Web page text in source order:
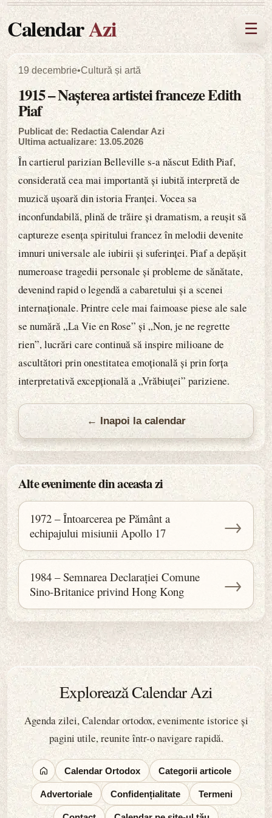
CalendarAzi ☰
19 decembrie•Cultură și artă
1915 – Nașterea artistei franceze Edith
Piaf
Publicat de: Redactia Calendar Azi
Ultima actualizare: 13.05.2026
În cartierul parizian Belleville s-a născut Edith Piaf,
considerată cea mai importantă și iubită interpretă de
muzică ușoară din istoria Franței. Vocea sa
inconfundabilă, plină de trăire și dramatism, a reușit să
captureze esența spiritului francez în melodii devenite
imnuri universale ale iubirii și suferinței. Piaf a depășit
numeroase tragedii personale și probleme de sănătate,
devenind rapid o legendă a cabaretului și a scenei
internaționale. Printre cele mai faimoase piese ale sale
se numără „La Vie en Rose” și „Non, je ne regrette
rien”, lucrări care continuă să inspire milioane de
ascultători prin onestitatea emoțională și prin forța
interpretativă excepțională a „Vrăbiuței” pariziene.
← Inapoi la calendar
Alte evenimente din aceasta zi
1972 – Întoarcerea pe Pământ a
echipajului misiunii Apollo 17
→
1984 – Semnarea Declarației Comune
Sino-Britanice privind Hong Kong
→
Explorează Calendar Azi
Agenda zilei, Calendar ortodox, evenimente istorice și
pagini utile, reunite într-o navigare rapidă.
Calendar Ortodox Categorii articole
Advertoriale Confidențialitate Termeni